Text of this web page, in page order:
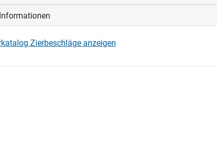
beinhalten einen Sperr-Mechanismus als integrierte
zwischen Griff und Vierkantstift wirkt dabei als
Zierbeschläge anzeigen